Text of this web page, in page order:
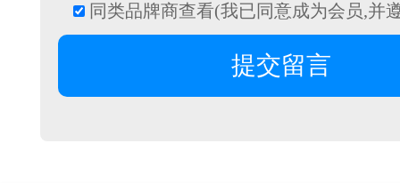
同类品牌商查看(我已同意成为会员,并